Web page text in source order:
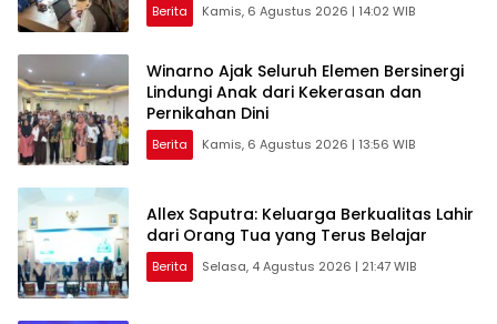
Berita Kamis, 6 Agustus 2026 | 14:02 WIB
Winarno Ajak Seluruh Elemen Bersinergi
Lindungi Anak dari Kekerasan dan
Pernikahan Dini
Berita Kamis, 6 Agustus 2026 | 13:56 WIB
Allex Saputra: Keluarga Berkualitas Lahir
dari Orang Tua yang Terus Belajar
Berita Selasa, 4 Agustus 2026 | 21:47 WIB